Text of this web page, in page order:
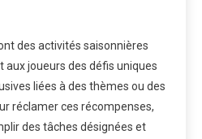
des activités saisonnières
joueurs des défis uniques
liées à des thèmes ou des
réclamer ces récompenses,
des tâches désignées et